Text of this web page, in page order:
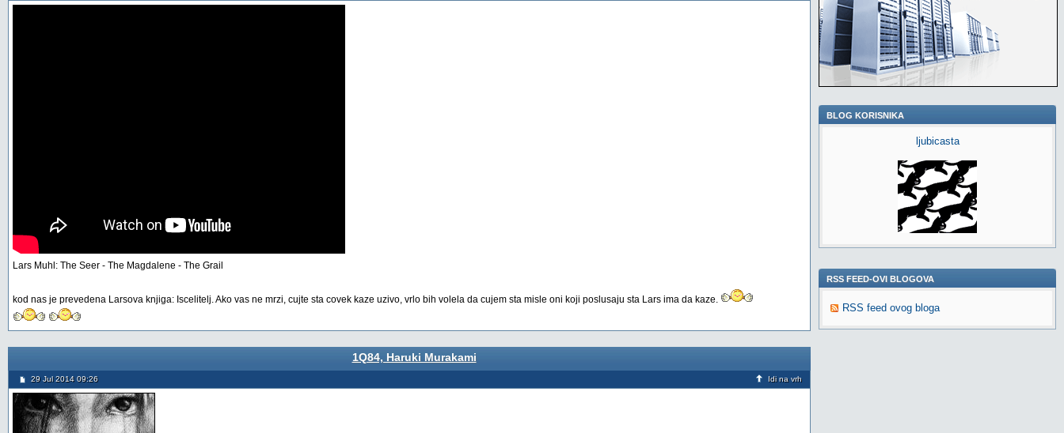
Lars Muhl: The Seer - The Magdalene - The Grail
kod nas je prevedena Larsova knjiga: Iscelitelj. Ako vas ne mrzi, cujte sta covek kaze uzivo, vrlo bih volela da cujem sta misle oni koji poslusaju sta Lars ima da kaze.
1Q84, Haruki Murakami
29 Jul 2014 09:26 Idi na vrh
BLOG KORISNIKA
ljubicasta
RSS FEED-OVI BLOGOVA
RSS feed ovog bloga